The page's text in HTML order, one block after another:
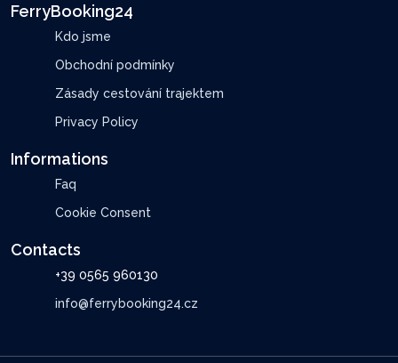
FerryBooking24
Kdo jsme
Obchodní podmínky
Zásady cestování trajektem
Privacy Policy
Informations
Faq
Cookie Consent
Contacts
+39 0565 960130
info@ferrybooking24.cz